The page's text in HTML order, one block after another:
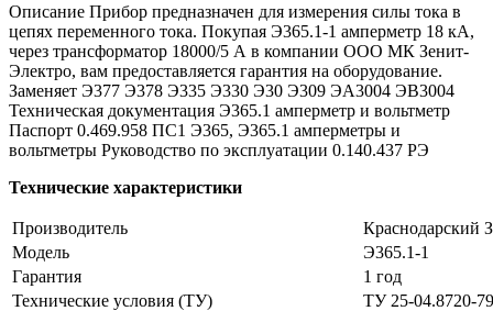
Описание Прибор предназначен для измерения силы тока в
цепях переменного тока. Покупая Э365.1-1 амперметр 18 кА,
через трансформатор 18000/5 А в компании ООО МК Зенит-
Электро, вам предоставляется гарантия на оборудование.
Заменяет Э377 Э378 Э335 Э330 Э30 Э309 ЭА3004 ЭВ3004
Техническая документация Э365.1 амперметр и вольтметр
Паспорт 0.469.958 ПС1 Э365, Э365.1 амперметры и
вольтметры Руководство по эксплуатации 0.140.437 РЭ
Технические характеристики
Производитель
Краснодарский
Модель
Э365.1-1
Гарантия
1 год
Технические условия (ТУ)
ТУ 25-04.8720-79